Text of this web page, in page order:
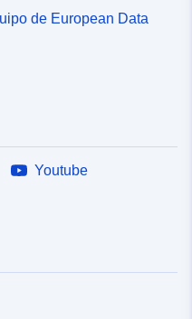
de European Data
Youtube